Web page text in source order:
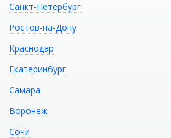
Санкт-Петербург
Ростов-на-Дону
Краснодар
Екатеринбург
Самара
Воронеж
Сочи